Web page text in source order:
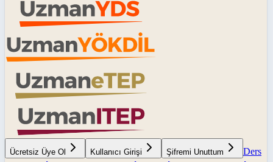
Ücretsiz Üye Ol Kullanıcı Girişi Şifremi Unuttum
Ders